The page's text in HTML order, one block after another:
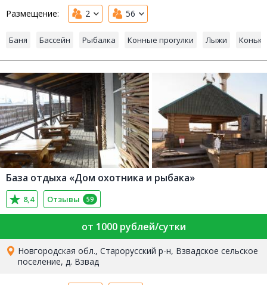
Размещение: 2 56
Баня Бассейн Рыбалка Конные прогулки Лыжи Коньки
База отдыха «Дом охотника и рыбака»
8,4 Отзывы 59
от 1000 рублей/сутки
Новгородская обл., Старорусский р-н, Взвадское сельское
поселение, д. Взвад